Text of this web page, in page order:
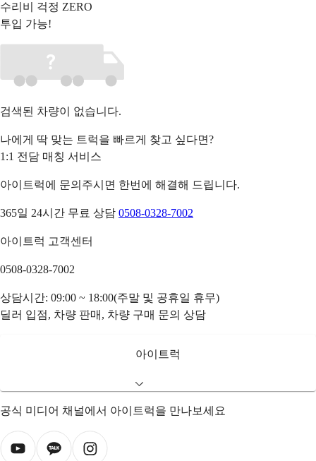
수리비 걱정 ZERO
투입 가능!
검색된 차량이 없습니다.
나에게 딱 맞는 트럭을 빠르게 찾고 싶다면?
1:1 전담 매칭 서비스
아이트럭에 문의주시면 한번에 해결해 드립니다.
365일 24시간 무료 상담 0508-0328-7002
아이트럭 고객센터
0508-0328-7002
상담시간: 09:00 ~ 18:00(주말 및 공휴일 휴무)
딜러 입점, 차량 판매, 차량 구매 문의 상담
아이트럭
공식 미디어 채널에서 아이트럭을 만나보세요